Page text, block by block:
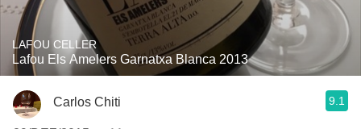
LAFOU CELLER
Lafou Els Amelers Garnatxa Blanca 2013
Carlos Chiti 9.1